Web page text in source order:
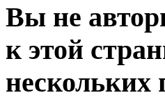
Вы не
к этой
нескольких